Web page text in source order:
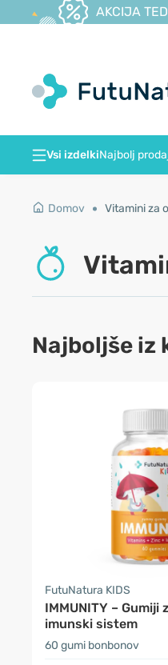
AKCIJA
Vsi izdelkiNajbolj
Domov Vitamini za
Najboljše iz
FutuNatura KIDS
IMMUNITY – Gumiji
imunski sistem
60 gumi bonbonov